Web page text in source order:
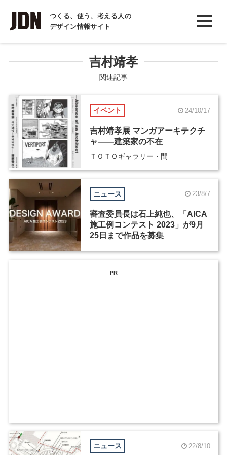
つくる、使う、考える人の
デザイン情報サイト
INTERVIEW
インタビュー
COLUMN
コラム
吉村靖孝
関連記事
イベント 24/10/17
吉村靖孝展 マンガアーキテクチ
ャ――建築家の不在
ＴＯＴＯギャラリー・間
ニュース 23/8/7
審査委員長は石上純也、「AICA
施工例コンテスト 2023」が9月
25日まで作品を募集
PR
ニュース 22/8/10